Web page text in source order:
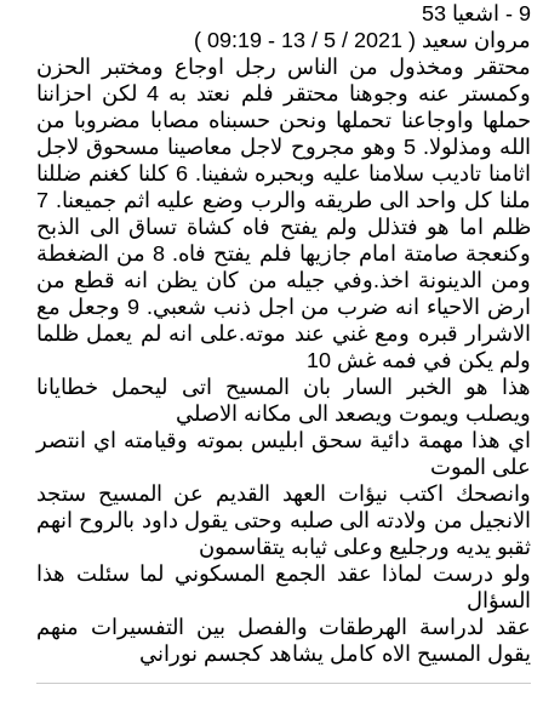
9 - اشعيا 53
مروان سعيد ( 2021 / 5 / 13 - 09:19 )
محتقر ومخذول من الناس رجل اوجاع ومختبر الحزن
وكمستر عنه وجوهنا محتقر فلم نعتد به 4 لكن احزاننا
حملها واوجاعنا تحملها ونحن حسبناه مصابا مضروبا من
الله ومذلولا. 5 وهو مجروح لاجل معاصينا مسحوق لاجل
اثامنا تاديب سلامنا عليه وبحبره شفينا. 6 كلنا كغنم ضللنا
ملنا كل واحد الى طريقه والرب وضع عليه اثم جميعنا. 7
ظلم اما هو فتذلل ولم يفتح فاه كشاة تساق الى الذبح
وكنعجة صامتة امام جازيها فلم يفتح فاه. 8 من الضغطة
ومن الدينونة اخذ.وفي جيله من كان يظن انه قطع من
ارض الاحياء انه ضرب من اجل ذنب شعبي. 9 وجعل مع
الاشرار قبره ومع غني عند موته.على انه لم يعمل ظلما
ولم يكن في فمه غش 10
هذا هو الخبر السار بان المسيح اتى ليحمل خطايانا
ويصلب ويموت ويصعد الى مكانه الاصلي
اي هذا مهمة دائية سحق ابليس بموته وقيامته اي انتصر
على الموت
وانصحك اكتب نيؤات العهد القديم عن المسيح ستجد
الانجيل من ولادته الى صلبه وحتى يقول داود بالروح انهم
ثقبو يديه ورجليع وعلى ثيابه يتقاسمون
ولو درست لماذا عقد الجمع المسكوني لما سئلت هذا
السؤال
عقد لدراسة الهرطقات والفصل بين التفسيرات منهم
يقول المسيح الاه كامل يشاهد كجسم نوراني